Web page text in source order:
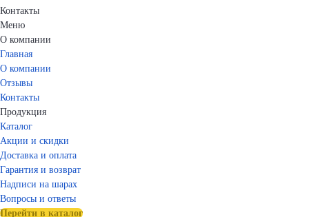
Контакты
Меню
О компании
Главная
О компании
Отзывы
Контакты
Продукция
Каталог
Акции и скидки
Доставка и оплата
Гарантия и возврат
Надписи на шарах
Вопросы и ответы
Перейти в каталог